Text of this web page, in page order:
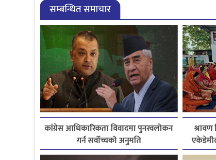
सम्बन्धित समाचार
कांग्रेस आधिकारिकता विवादमा पुनरवलोकन
गर्न सर्वोच्चको अनुमति